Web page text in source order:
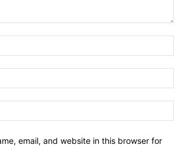
email, and website in this browser for